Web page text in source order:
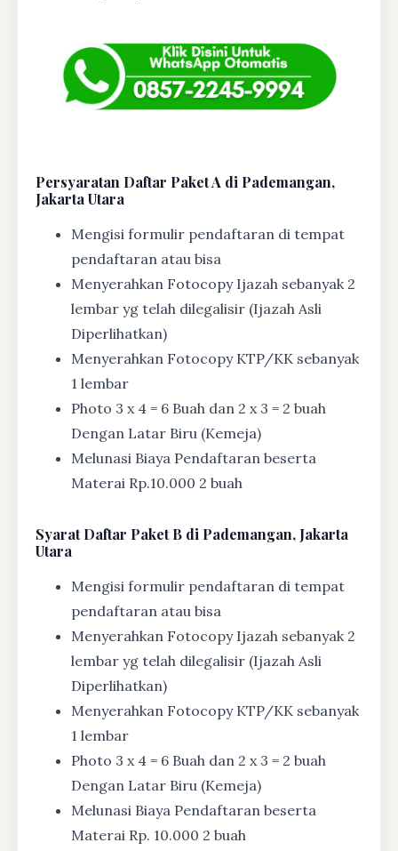
Persyaratan Daftar Paket A di Pademangan,
Jakarta Utara
Mengisi formulir pendaftaran di tempat
pendaftaran atau bisa
Menyerahkan Fotocopy Ijazah sebanyak 2
lembar yg telah dilegalisir (Ijazah Asli
Diperlihatkan)
Menyerahkan Fotocopy KTP/KK sebanyak
1 lembar
Photo 3 x 4 = 6 Buah dan 2 x 3 = 2 buah
Dengan Latar Biru (Kemeja)
Melunasi Biaya Pendaftaran beserta
Materai Rp.10.000 2 buah
SyaratDaftar Paket B di Pademangan, Jakarta
Utara
Mengisi formulir pendaftaran di tempat
pendaftaran atau bisa
Menyerahkan Fotocopy Ijazah sebanyak 2
lembar yg telah dilegalisir (Ijazah Asli
Diperlihatkan)
Menyerahkan Fotocopy KTP/KK sebanyak
1 lembar
Photo 3 x 4 = 6 Buah dan 2 x 3 = 2 buah
Dengan Latar Biru (Kemeja)
Melunasi Biaya Pendaftaran beserta
Materai Rp. 10.000 2 buah